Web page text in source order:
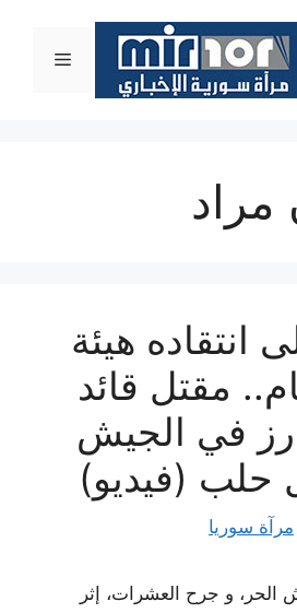
القائمة
مراد
انتقاده هيئة
مقتل قائد
في الجيش
حلب (فيديو)
مرآة سوريا
الحر، و جرح العشرات، إثر